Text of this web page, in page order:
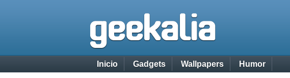
Inicio Gadgets Wallpapers Humor